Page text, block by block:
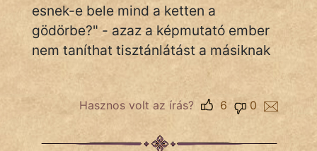
MAGYARSÁG
És
TÖRTÉNELEM
esnek-e bele mind a ketten a
gödörbe?" - azaz a képmutató ember
nem taníthat tisztánlátást a másiknak
Hasznos volt az írás? 0
6